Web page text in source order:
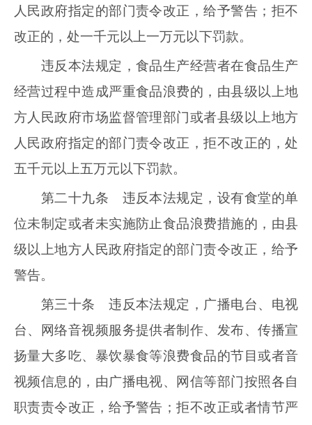
人民政府指定的部门责令改正，给予警告；拒不
改正的，处一千元以上一万元以下罚款。
违反本法规定，食品生产经营者在食品生产
经营过程中造成严重食品浪费的，由县级以上地
方人民政府市场监督管理部门或者县级以上地方
人民政府指定的部门责令改正，拒不改正的，处
五千元以上五万元以下罚款。
第二十九条 违反本法规定，设有食堂的单
位未制定或者未实施防止食品浪费措施的，由县
级以上地方人民政府指定的部门责令改正，给予
警告。
第三十条 违反本法规定，广播电台、电视
台、网络音视频服务提供者制作、发布、传播宣
扬量大多吃、暴饮暴食等浪费食品的节目或者音
视频信息的，由广播电视、网信等部门按照各自
职责责令改正，给予警告；拒不改正或者情节严